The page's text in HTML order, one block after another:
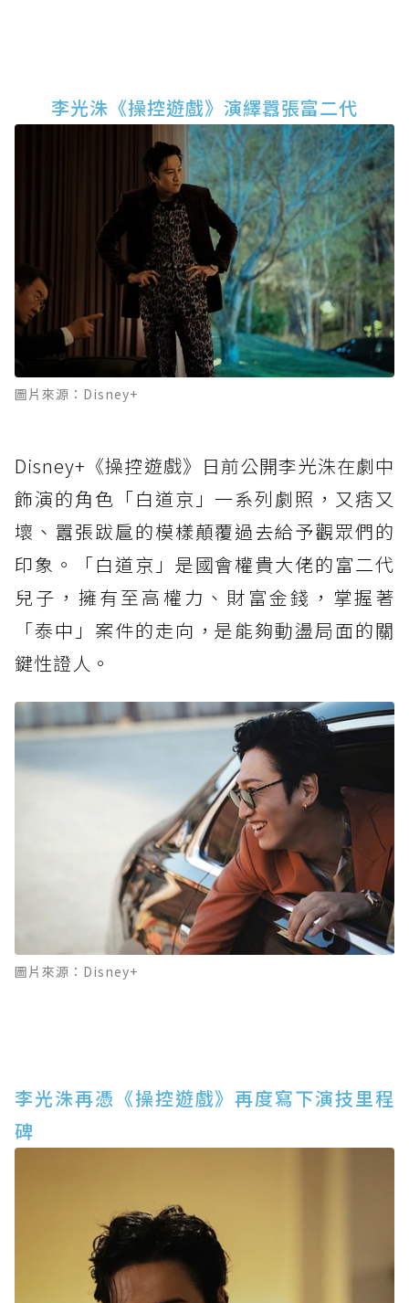
李光洙《操控遊戲》演繹囂張富二代
圖片來源：Disney+
Disney+《操控遊戲》日前公開李光洙在劇中
飾演的角色「白道京」一系列劇照，又痞又
壞、囂張跋扈的模樣顛覆過去給予觀眾們的
印象。「白道京」是國會權貴大佬的富二代
兒子，擁有至高權力、財富金錢，掌握著
「泰中」案件的走向，是能夠動盪局面的關
鍵性證人。
圖片來源：Disney+
李光洙再憑《操控遊戲》再度寫下演技里程
碑